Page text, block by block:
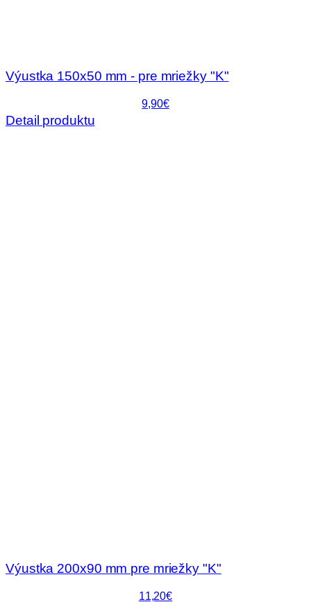
Výustka 150x50 mm - pre mriežky "K"
9,90€
Detail produktu
Výustka 200x90 mm pre mriežky "K"
11,20€